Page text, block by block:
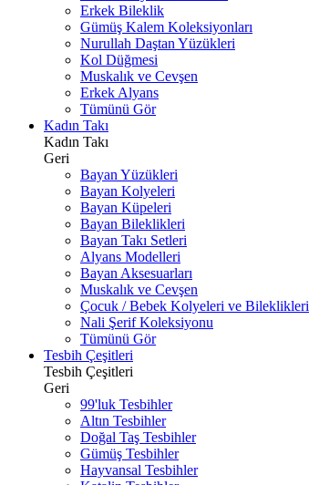
Erkek Bileklik
Gümüş Kalem Koleksiyonları
Nurullah Daştan Yüzükleri
Kol Düğmesi
Muskalık ve Cevşen
Erkek Alyans
Tümünü Gör
Kadın Takı
Kadın Takı
Geri
Bayan Yüzükleri
Bayan Kolyeleri
Bayan Küpeleri
Bayan Bileklikleri
Bayan Takı Setleri
Alyans Modelleri
Bayan Aksesuarları
Muskalık ve Cevşen
Çocuk / Bebek Kolyeleri ve Bileklikleri
Nali Şerif Koleksiyonu
Tümünü Gör
Tesbih Çeşitleri
Tesbih Çeşitleri
Geri
99'luk Tesbihler
Altın Tesbihler
Doğal Taş Tesbihler
Gümüş Tesbihler
Hayvansal Tesbihler